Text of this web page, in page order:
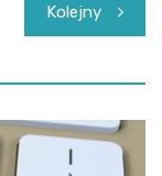
Kolejny